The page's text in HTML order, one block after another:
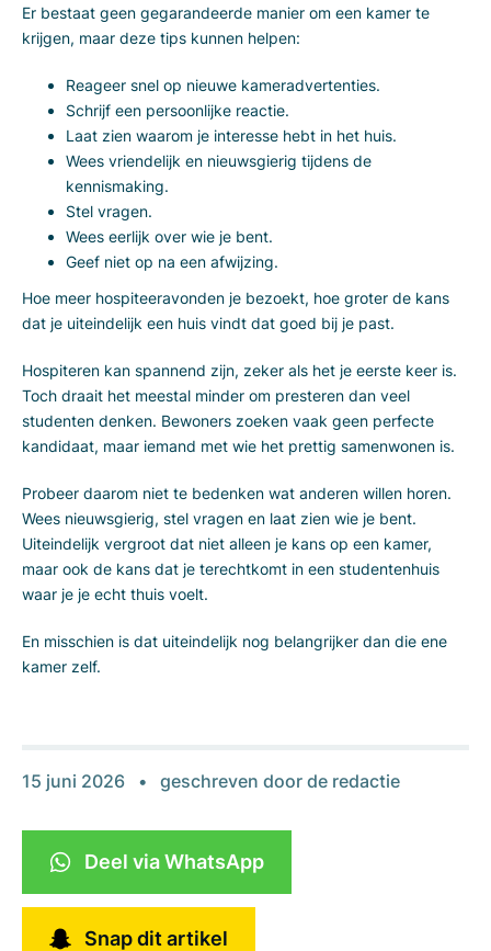
Er bestaat geen gegarandeerde manier om een kamer te
krijgen, maar deze tips kunnen helpen:
Reageer snel op nieuwe kameradvertenties.
Schrijf een persoonlijke reactie.
Laat zien waarom je interesse hebt in het huis.
Wees vriendelijk en nieuwsgierig tijdens de
kennismaking.
Stel vragen.
Wees eerlijk over wie je bent.
Geef niet op na een afwijzing.
Hoe meer hospiteeravonden je bezoekt, hoe groter de kans
dat je uiteindelijk een huis vindt dat goed bij je past.
Hospiteren kan spannend zijn, zeker als het je eerste keer is.
Toch draait het meestal minder om presteren dan veel
studenten denken. Bewoners zoeken vaak geen perfecte
kandidaat, maar iemand met wie het prettig samenwonen is.
Probeer daarom niet te bedenken wat anderen willen horen.
Wees nieuwsgierig, stel vragen en laat zien wie je bent.
Uiteindelijk vergroot dat niet alleen je kans op een kamer,
maar ook de kans dat je terechtkomt in een studentenhuis
waar je je echt thuis voelt.
En misschien is dat uiteindelijk nog belangrijker dan die ene
kamer zelf.
15 juni 2026 geschreven door de redactie
Deel via WhatsApp
Snap dit artikel